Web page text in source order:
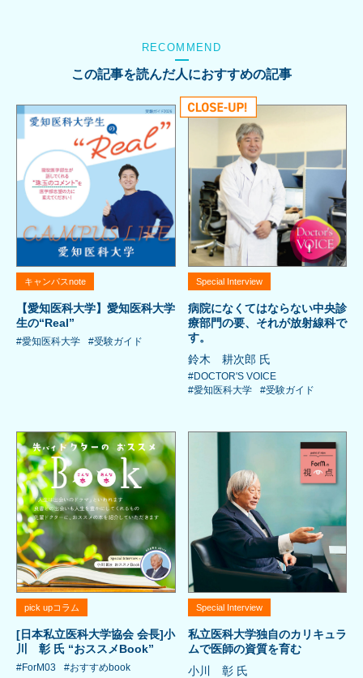
RECOMMEND
この記事を読んだ人におすすめの記事
キャンパスnote
【愛知医科大学】愛知医科大学
生の“Real”
#愛知医科大学 #受験ガイド
Special Interview
病院になくてはならない中央診
療部門の要、それが放射線科で
す。
鈴木 耕次郎 氏
#DOCTOR'S VOICE
#愛知医科大学
#受験ガイド
pick upコラム
[日本私立医科大学協会 会長]小
川 彰 氏 “おススメBook”
#ForM03 #おすすめbook
Special Interview
私立医科大学独自のカリキュラ
ムで医師の資質を育む
小川 彰 氏